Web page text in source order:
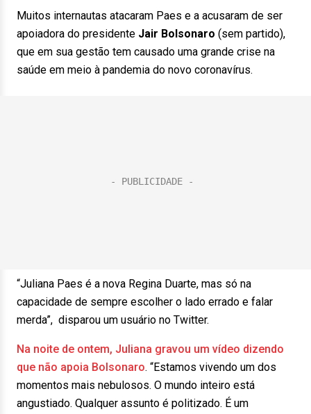
Muitos internautas atacaram Paes e a acusaram de ser
apoiadora do presidente Jair Bolsonaro (sem partido),
que em sua gestão tem causado uma grande crise na
saúde em meio à pandemia do novo coronavírus.
“Juliana Paes é a nova Regina Duarte, mas só na
capacidade de sempre escolher o lado errado e falar
merda”, disparou um usuário no Twitter.
Na noite de ontem, Juliana gravou um vídeo dizendo
que não apoia Bolsonaro. “Estamos vivendo um dos
momentos mais nebulosos. O mundo inteiro está
angustiado. Qualquer assunto é politizado. É um